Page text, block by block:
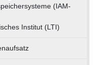
(IAM-
Institut (LTI)